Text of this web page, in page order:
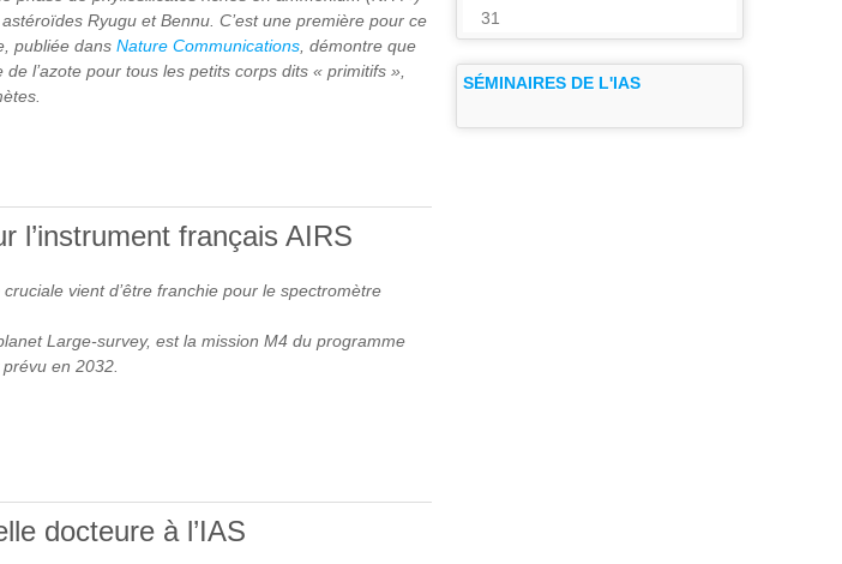
Ryugu et Bennu. C’est une première pour ce
publiée dans Nature Communications , démontre que
l’azote pour tous les petits corps dits « primitifs »,
DE RYUGU ET DE BENNU LIVRE DES
l’instrument français AIRS
vient d’être franchie pour le spectromètre
Large-survey, est la mission M4 du programme
en 2032.
L’INSTRUMENT FRANÇAIS AIRS
docteure à l’IAS
31
SÉMINAIRES DE L'IAS